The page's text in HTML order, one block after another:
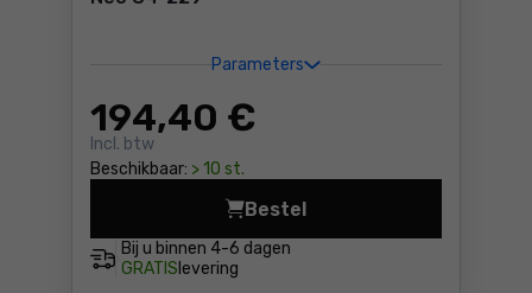
Parameters
194,40 €
Incl. btw
Beschikbaar: > 10 st.
Bij u binnen 4-6 dagen
GRATIS levering
Bestel
Werkplaats trolley met